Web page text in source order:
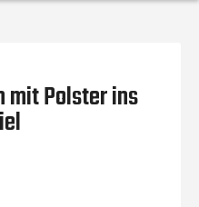
mit Polster ins